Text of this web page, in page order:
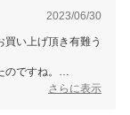
2023/06/30
買い上げ頂き有難う
ですね。
い、ご不便をお掛け
さらに表示